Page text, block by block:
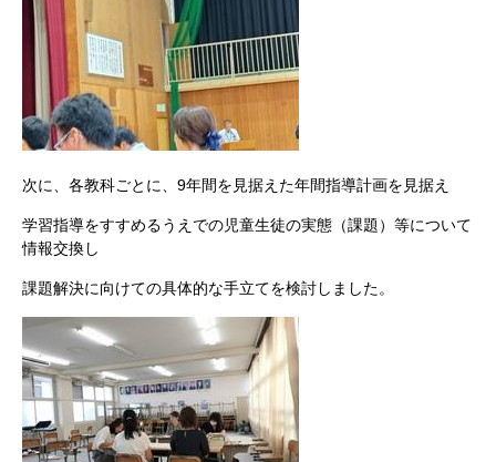
次に、各教科ごとに、9年間を見据えた年間指導計画を見据え
学習指導をすすめるうえでの児童生徒の実態（課題）等について
情報交換し
課題解決に向けての具体的な手立てを検討しました。